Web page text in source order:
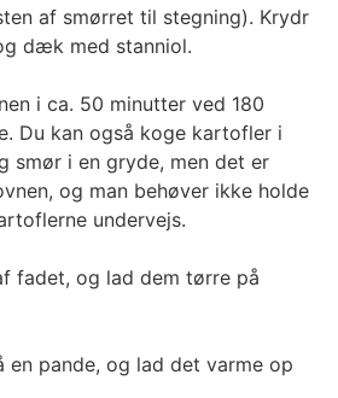
af smørret til stegning). Krydr
dæk med stanniol.
i ca. 50 minutter ved 180
Du kan også koge kartofler i
smør i en gryde, men det er
og man behøver ikke holde
undervejs.
fadet, og lad dem tørre på
en pande, og lad det varme op